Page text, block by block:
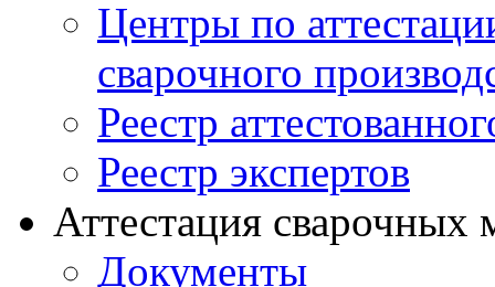
Центры по
сварочного
Реестр
Реестр экспертов
Аттестация сварочных
Документы